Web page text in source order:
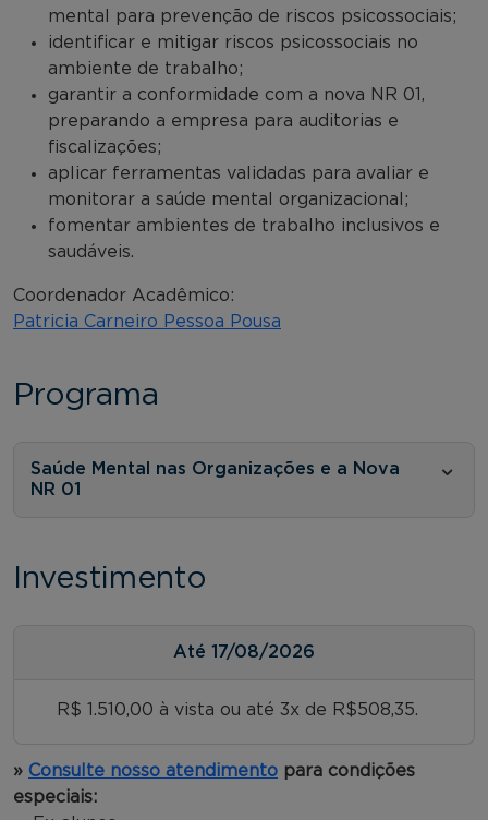
mental para prevenção de riscos psicossociais;
identificar e mitigar riscos psicossociais no
ambiente de trabalho;
garantir a conformidade com a nova NR 01,
preparando a empresa para auditorias e
fiscalizações;
aplicar ferramentas validadas para avaliar e
monitorar a saúde mental organizacional;
fomentar ambientes de trabalho inclusivos e
saudáveis.
Coordenador Acadêmico:
Patricia Carneiro Pessoa Pousa
Programa
Saúde Mental nas Organizações e a Nova
NR 01
Investimento
Até 17/08/2026
R$ 1.510,00 à vista ou até 3x de R$508,35.
» Consulte nosso atendimento para condições
especiais: